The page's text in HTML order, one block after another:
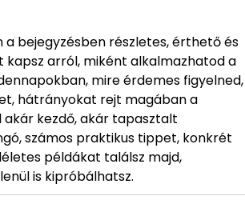
bejegyzésben részletes, érthető és
arról, miként alkalmazhatod a
mire érdemes figyelned,
hátrányokat rejt magában a
akár kezdő, akár tapasztalt
számos praktikus tippet, konkrét
példákat találsz majd,
is kipróbálhatsz.